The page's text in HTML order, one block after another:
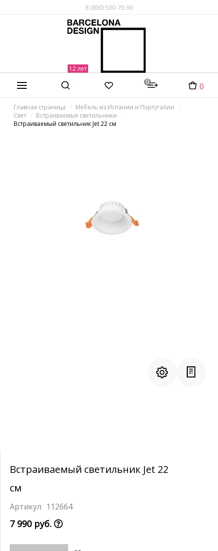
8 (800) 500-70-36
0 0
Главная страница
Мебель из Испании и Португалии
Свет
Встраиваемые светильники
Встраиваемый светильник Jet 22 см
Встраиваемый светильник Jet 22
см
112664
7 990 руб.